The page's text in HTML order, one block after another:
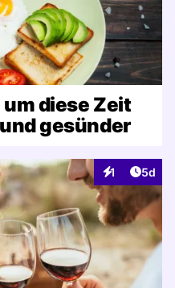
diese Zeit
gesünder
1
Interaktionen
5d